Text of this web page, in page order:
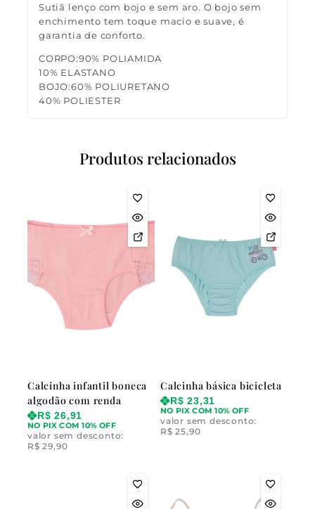
Sutiã lenço com bojo e sem aro. O bojo sem
enchimento tem toque macio e suave, é
garantia de conforto.
CORPO:90% POLIAMIDA
10% ELASTANO
BOJO:60% POLIURETANO
40% POLIESTER
Produtos relacionados
Calcinha infantil boneca
algodão com renda
R$ 26,91
NO PIX COM 10% OFF
valor sem desconto:
R$ 29,90
Calcinha básica bicicleta
R$ 23,31
NO PIX COM 10% OFF
valor sem desconto:
R$ 25,90